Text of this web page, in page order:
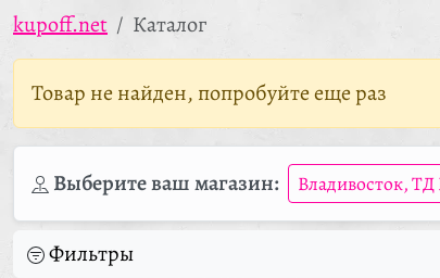
kupoff.net Каталог
Товар не найден, попробуйте еще раз
Выберите ваш магазин: Владивосток, ТД
Фильтры